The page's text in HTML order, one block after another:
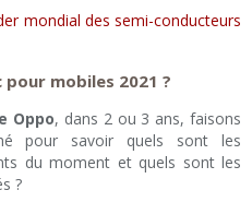
mondial des semi-conducteurs
mobiles 2021 ?
Oppo, dans 2 ou 3 ans, faisons
pour savoir quels sont les
du moment et quels sont les
?